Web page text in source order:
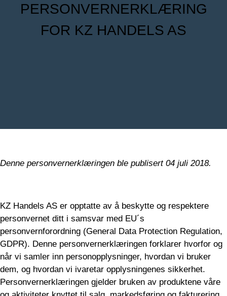
PERSONVERNERKLÆRING
FOR KZ HANDELS AS
Denne personvernerklæringen ble publisert 04 juli 2018.
KZ Handels AS er opptatte av å beskytte og respektere
personvernet ditt i samsvar med EU´s
personvernforordning (General Data Protection Regulation,
GDPR). Denne personvernerklæringen forklarer hvorfor og
når vi samler inn personopplysninger, hvordan vi bruker
dem, og hvordan vi ivaretar opplysningenes sikkerhet.
Personvernerklæringen gjelder bruken av produktene våre